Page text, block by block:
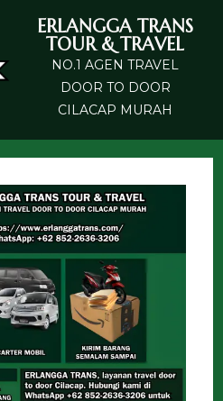
ERLANGGA TRANS
TOUR & TRAVEL
NO.1 AGEN TRAVEL
DOOR TO DOOR
CILACAP MURAH